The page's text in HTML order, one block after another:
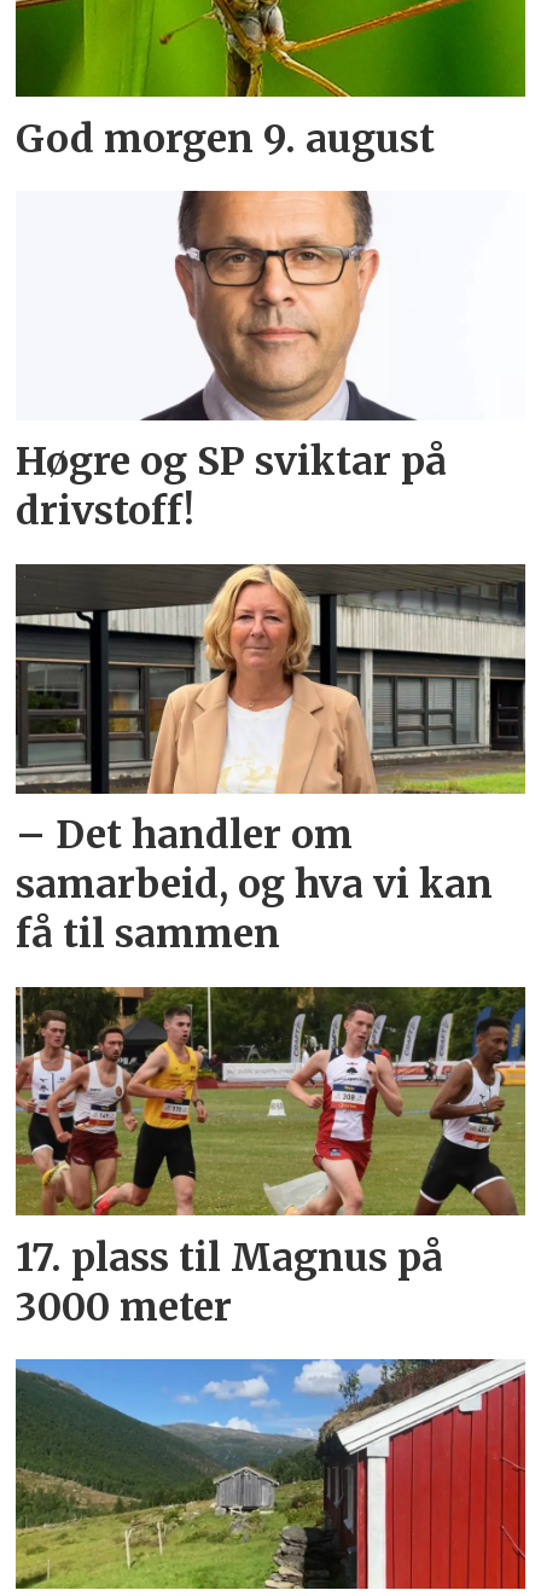
God morgen 9. august
Høgre og SP sviktar på
drivstoff!
– Det handler om
samarbeid, og hva vi kan
få til sammen
17. plass til Magnus på
3000 meter